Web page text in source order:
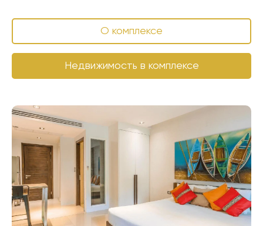
О комплексе
Недвижимость в комплексе